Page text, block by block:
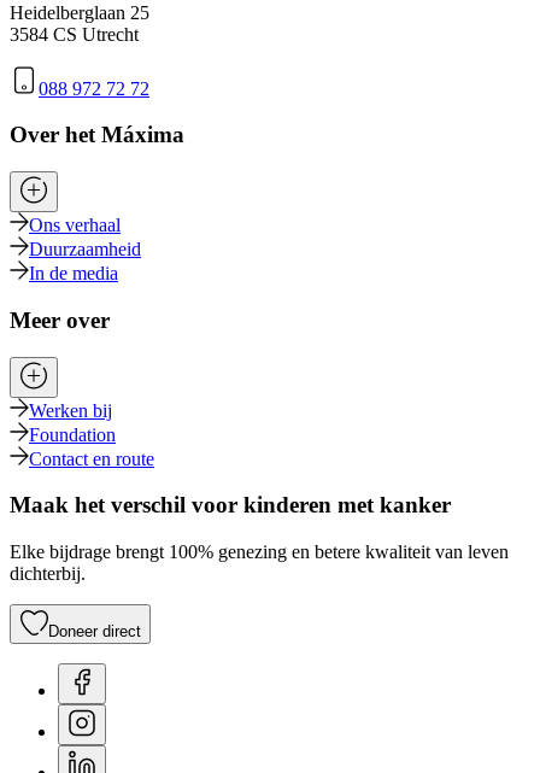
Heidelberglaan 25
3584 CS Utrecht
088 972 72 72
Over het Máxima
Ons verhaal
Duurzaamheid
In de media
Meer over
Werken bij
Foundation
Contact en route
Maak het verschil voor kinderen met kanker
Elke bijdrage brengt 100% genezing en betere kwaliteit van leven
dichterbij.
Doneer direct